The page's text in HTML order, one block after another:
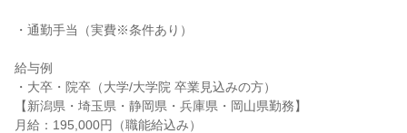
・通勤手当（実費※条件あり）
給与例
・大卒・院卒（大学/大学院 卒業見込みの方）
【新潟県・埼玉県・静岡県・兵庫県・岡山県勤務】
月給：195,000円（職能給込み）